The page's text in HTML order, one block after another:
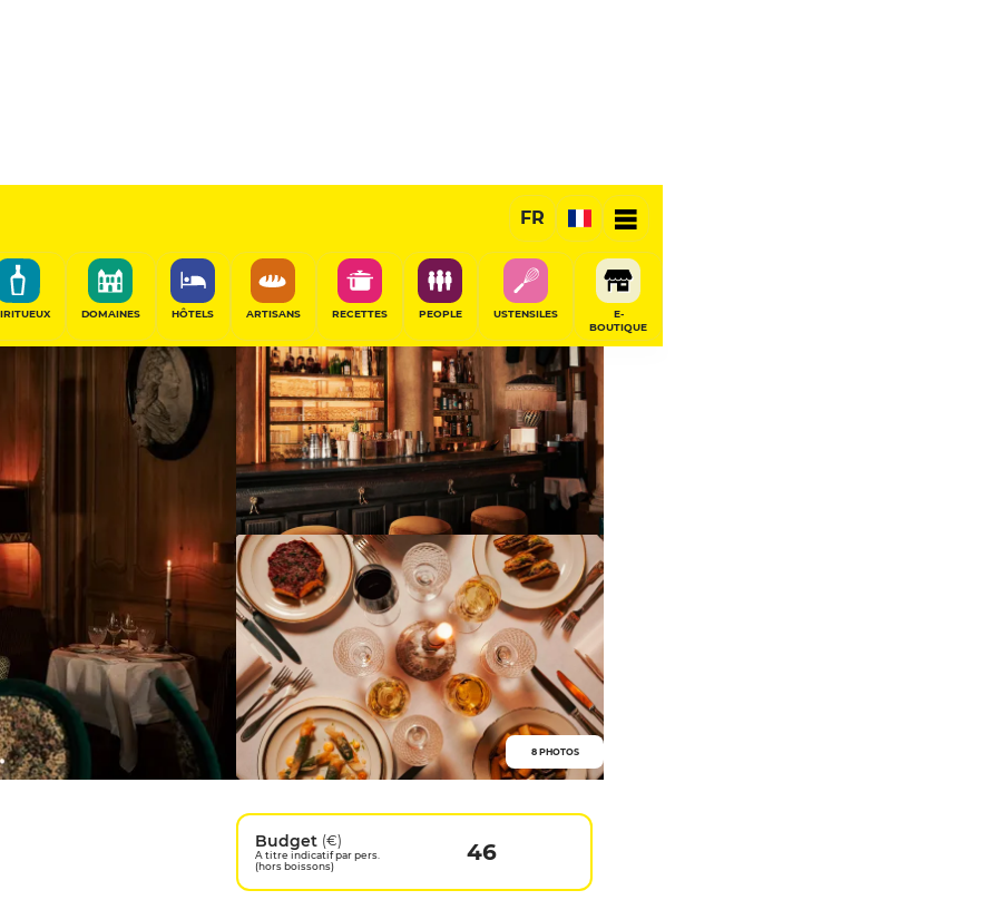
FR
DOMAINES HÔTELS ARTISANS RECETTES PEOPLE USTENSILES
E-
BOUTIQUE
RÉSERVER
8 PHOTOS
Budget (€)
A titre indicatif par pers.
(hors boissons)
46